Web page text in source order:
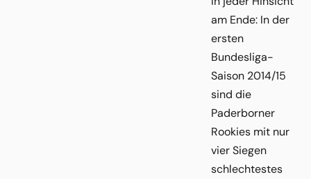
am Ende: In der
ersten
Bundesliga-
Saison 2014/15
sind die
Paderborner
Rookies mit nur
vier Siegen
schlechtestes